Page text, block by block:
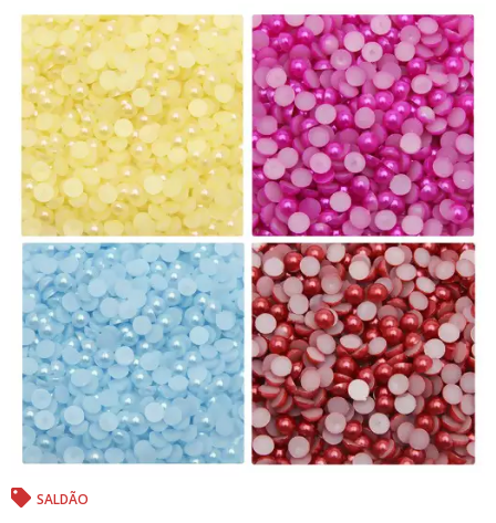
SALDÃO